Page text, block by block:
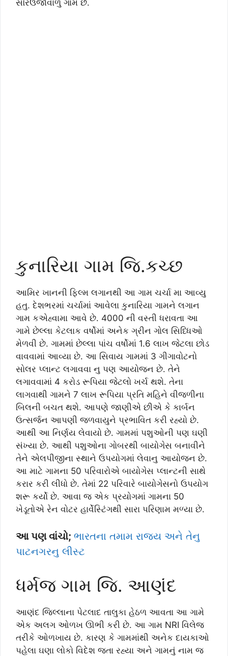
સૌરઉર્જાવાળું ગામ છે.
કુનારિયા ગામ જિ.કચ્છ
આમિર ખાનની ફિલ્મ લગાનથી આ ગામ ચર્ચા મા આવ્યુ
હતુ. દેશભરમાં ચર્ચામાં આવેલા કુનારિયા ગામને લગાન
ગામ કએહ્વામા આવે છે. 4000 ની વસ્તી ધરાવતા આ
ગામે છેલ્લા કેટલાક વર્ષોમાં અનેક ગ્રીન ગોલ સિધ્ધિઓ
મેળવી છે. ગામમાં છેલ્લા પાંચ વર્ષોમાં 1.6 લાખ જેટલા છોડ
વાવવામાં આવ્યા છે. આ સિવાય ગામમાં 3 ગીગાવોટનો
સોલર પ્લાન્ટ લગાવવા નુ પણ આયોજન છે. તેને
લગાવવામાં 4 કરોડ રૂપિયા જેટલો ખર્ચ થશે. તેના
લાગવાથી ગામને 7 લાખ રૂપિયા પ્રતિ મહિને વીજળીના
બિલની બચત થશે. આપણે જાણીએ છીએ કે કાર્બન
ઉત્સર્જન આપણી જળવાયુને પ્રભાવિત કરી રહ્યો છે.
આથી આ નિર્ણય લેવાયો છે. ગામમાં પશુઓની પણ ઘણી
સંખ્યા છે. આથી પશુઓના ગોબરથી બાયોગેસ બનાવીને
તેને એલપીજીના સ્થાને ઉપયોગમાં લેવાનુ આયોજન છે.
આ માટે ગામના 50 પરિવારોએ બાયોગેસ પ્લાન્ટની સાથે
કરાર કરી લીધો છે. તેમાં 22 પરિવારે બાયોગેસનો ઉપયોગ
શરૂ કર્યો છે. આવા જ એક પ્રયોગમાં ગામના 50
ખેડૂતોએ રેન વોટર હાર્વેસ્ટિંગથી સારા પરિણામ મળ્યા છે.
આ પણ વાંચો; ભારતના તમામ રાજ્ય અને તેનુ
પાટનગરનુ લીસ્ટ
ધર્મજ ગામ જિ. આણંદ
આણંદ જિલ્લાના પેટલાદ તાલુકા હેઠળ આવતા આ ગામે
એક અલગ ઓળખ ઊભી કરી છે. આ ગામ NRI વિલેજ
તરીકે ઓળખાય છે. કારણ કે ગામમાંથી અનેક દાયકાઓ
પહેલા ઘણા લોકો વિદેશ જતા રહ્યા અને ગામનું નામ જ